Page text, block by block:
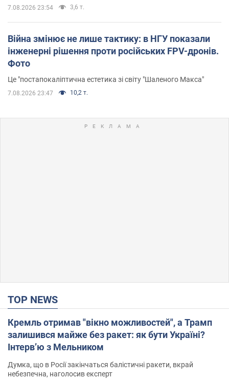
7.08.2026 23:54 3,6 т.
Війна змінює не лише тактику: в НГУ показали
інженерні рішення проти російських FPV-дронів.
Фото
Це "постапокаліптична естетика зі світу "Шаленого Макса"
7.08.2026 23:47 10,2 т.
TOP NEWS
Кремль отримав "вікно можливостей", а Трамп
залишився майже без ракет: як бути Україні?
Інтерв’ю з Мельником
Думка, що в Росії закінчаться балістичні ракети, вкрай
небезпечна, наголосив експерт